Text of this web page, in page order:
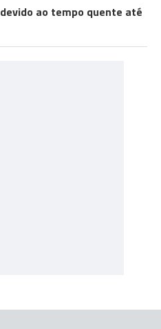
ao tempo quente até